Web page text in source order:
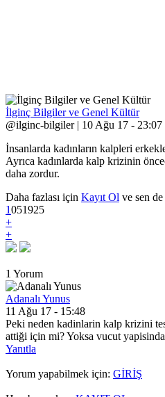
İlginç Bilgiler ve Genel Kültür
@ilginc-bilgiler | 10 Ağu 17 - 23:07
İnsanlarda kadınların kalpleri
Ayrıca kadınlarda kalp krizinin
daha zordur.
Daha fazlası için Kayıt Ol ve sen
1051925
+
+
1 Yorum
Adanalı Yunus
11 Ağu 17 - 15:48
Peki neden kadinlarin kalp krizini
attiği için mi? Yoksa vucut
Yanıtla
Yorum yapabilmek için: GİRİŞ